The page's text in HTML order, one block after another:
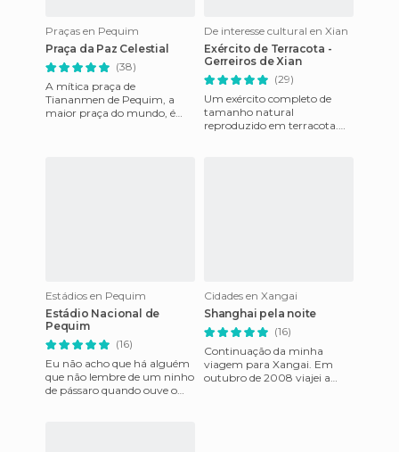
Praças en Pequim
Praça da Paz Celestial
(38)
A mítica praça de
Tiananmen de Pequim, a
maior praça do mundo, é
De interesse cultural en Xian
Exército de Terracota -
Gerreiros de Xian
(29)
Um exército completo de
tamanho natural
reproduzido em terracota.
Estádios en Pequim
Estádio Nacional de
Pequim
(16)
Eu não acho que há alguém
que não lembre de um ninho
de pássaro quando ouve o
Cidades en Xangai
Shanghai pela noite
(16)
Continuação da minha
viagem para Xangai. Em
outubro de 2008 viajei a